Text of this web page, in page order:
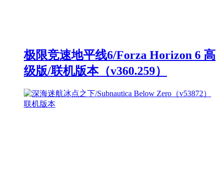
极限竞速地平线6/Forza Horizon 6 高
级版/联机版本（v360.259）